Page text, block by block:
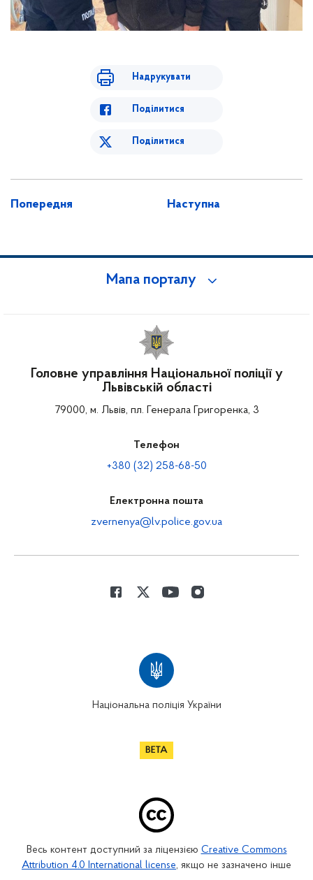
Надрукувати
Поділитися
Поділитися
Попередня Наступна
Мапа порталу
Головне управління Національної поліції у
Львівській області
79000, м. Львів, пл. Генерала Григоренка, 3
Телефон
+380 (32) 258-68-50
Електронна пошта
zvernenya@lv.police.gov.ua
Національна поліція України
Весь контент доступний за ліцензією Creative Commons
Attribution 4.0 International license, якщо не зазначено інше